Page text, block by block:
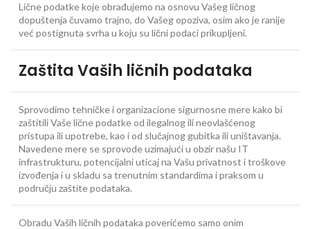
Lične podatke koje obrađujemo na osnovu Vašeg ličnog
dopuštenja čuvamo trajno, do Vašeg opoziva, osim ako je ranije
već postignuta svrha u koju su lični podaci prikupljeni.
Zaštita Vaših ličnih podataka
Sprovodimo tehničke i organizacione sigurnosne mere kako bi
zaštitili Vaše lične podatke od ilegalnog ili neovlašćenog
pristupa ili upotrebe, kao i od slučajnog gubitka ili uništavanja.
Navedene mere se sprovode uzimajući u obzir našu IT
infrastrukturu, potencijalni uticaj na Vašu privatnost i troškove
izvođenja i u skladu sa trenutnim standardima i praksom u
području zaštite podataka.
Obradu Vaših ličnih podataka poverićemo samo onim